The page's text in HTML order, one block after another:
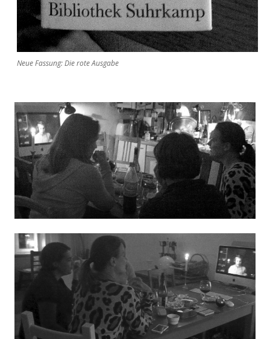
Neue Fassung: Die rote Ausgabe